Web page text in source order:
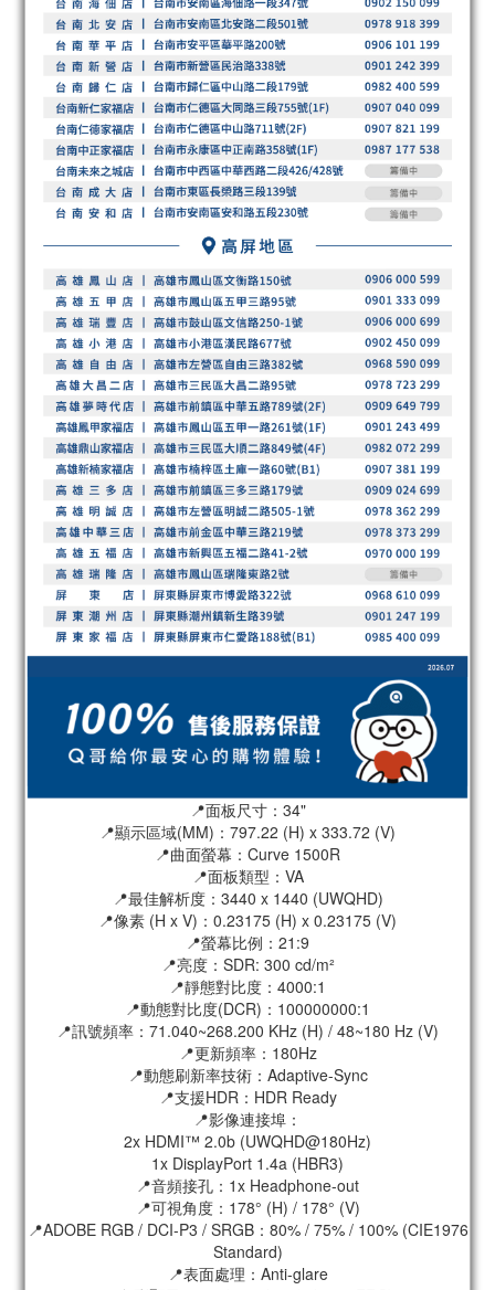
📍面板尺寸：34"
📍顯示區域(MM)：797.22 (H) x 333.72 (V)
📍曲面螢幕：Curve 1500R
📍面板類型：VA
📍最佳解析度：3440 x 1440 (UWQHD)
📍像素 (H x V)：0.23175 (H) x 0.23175 (V)
📍螢幕比例：21:9
📍亮度：SDR: 300 cd/m²
📍靜態對比度：4000:1
📍動態對比度(DCR)：100000000:1
📍訊號頻率：71.040~268.200 KHz (H) / 48~180 Hz (V)
📍更新頻率：180Hz
📍動態刷新率技術：Adaptive-Sync
📍支援HDR：HDR Ready
📍影像連接埠：
2x HDMI™ 2.0b (UWQHD@180Hz)
1x DisplayPort 1.4a (HBR3)
📍音頻接孔：1x Headphone-out
📍可視角度：178° (H) / 178° (V)
📍ADOBE RGB / DCI-P3 / SRGB：80% / 75% / 100% (CIE1976
Standard)
📍表面處理：Anti-glare